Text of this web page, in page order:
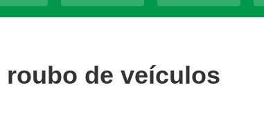
de veículos